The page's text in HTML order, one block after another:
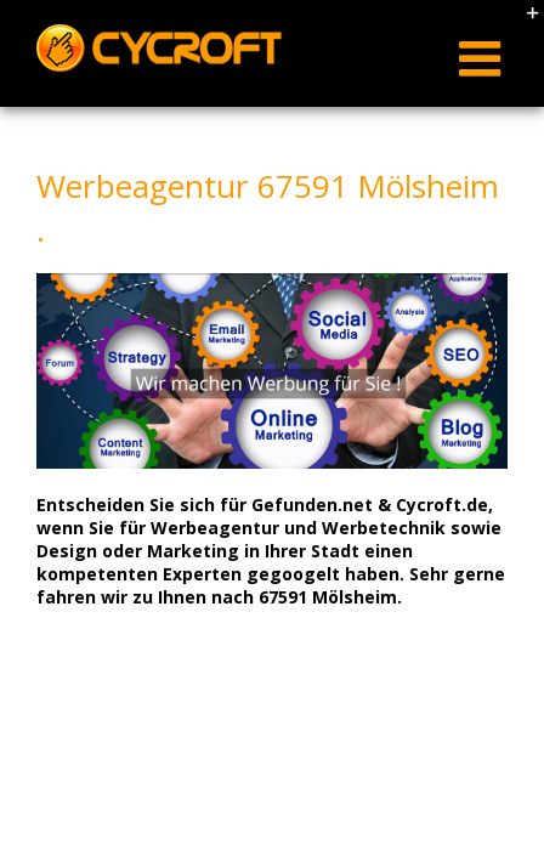
content
Werbeagentur 67591 Mölsheim
.
Entscheiden Sie sich für Gefunden.net & Cycroft.de,
wenn Sie für Werbeagentur und Werbetechnik sowie
Design oder Marketing in Ihrer Stadt einen
kompetenten Experten gegoogelt haben. Sehr gerne
fahren wir zu Ihnen nach 67591 Mölsheim.